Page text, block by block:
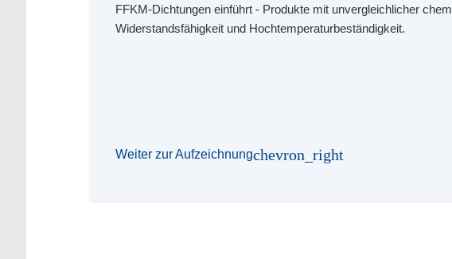
FFKM-Dichtungen einführt - Produkte mit unvergleichlicher
Widerstandsfähigkeit und Hochtemperaturbeständigkeit.
Weiter zur Aufzeichnungchevron_right